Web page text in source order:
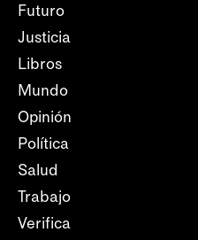
Futuro
Justicia
Libros
Mundo
Opinión
Política
Salud
Trabajo
Verifica